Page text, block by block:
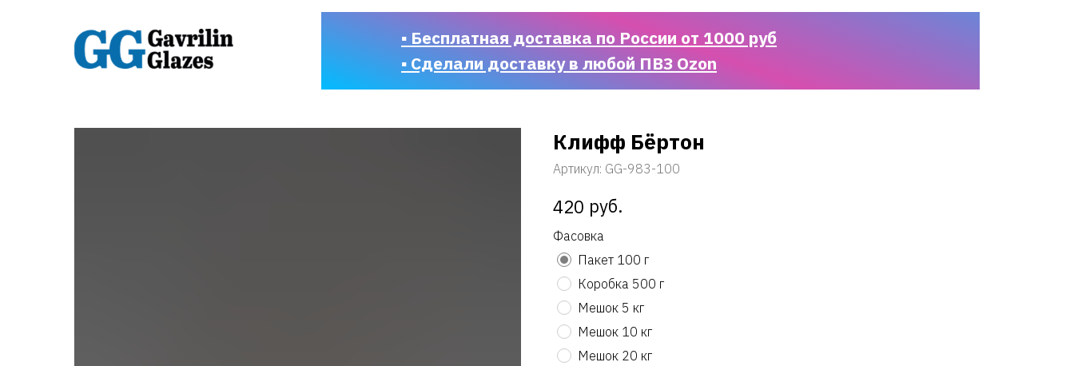
▪ Бесплатная доставка по России от 1000 руб
▪ Сделали доставку в любой ПВЗ Ozon
Клифф Бёртон
Артикул: GG-983-100
420 руб.
Фасовка
Пакет 100 г
Коробка 500 г
Мешок 5 кг
Мешок 10 кг
Мешок 20 кг